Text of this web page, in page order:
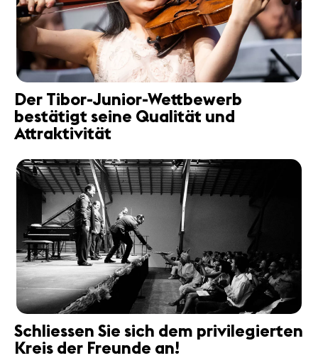
Der Tibor-Junior-Wettbewerb
bestätigt seine Qualität und
Attraktivität
Schliessen Sie sich dem privilegierten
Kreis der Freunde an!